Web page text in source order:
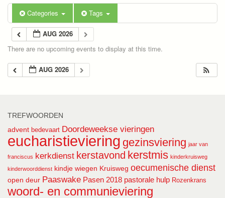
Categories Tags
AUG 2026
There are no upcoming events to display at this time.
AUG 2026
TREFWOORDEN
advent bedevaart Doordeweekse vieringen
eucharistieviering gezinsviering jaar van
franciscus kerkdienst kerstavond kerstmis kinderkruisweg
kinderwoorddienst kindje wiegen Kruisweg oecumenische dienst
open deur Paaswake Pasen 2018 pastorale hulp Rozenkrans
woord- en communieviering